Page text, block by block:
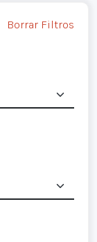
Borrar Filtros